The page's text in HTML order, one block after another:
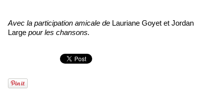
Avec la participation amicale de Lauriane Goyet et Jordan
Large pour les chansons.